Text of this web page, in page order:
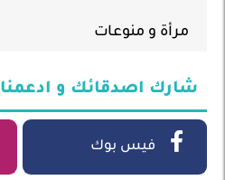
مرأة و منوعات
شارك اصدقائك و ادعمنا
فيس بوك